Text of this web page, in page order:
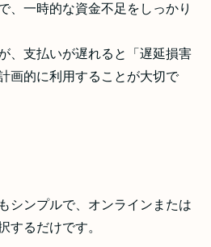
、一時的な資金不足をしっかり
、支払いが遅れると「遅延損害
画的に利用することが大切で
シンプルで、オンラインまたは
するだけです。